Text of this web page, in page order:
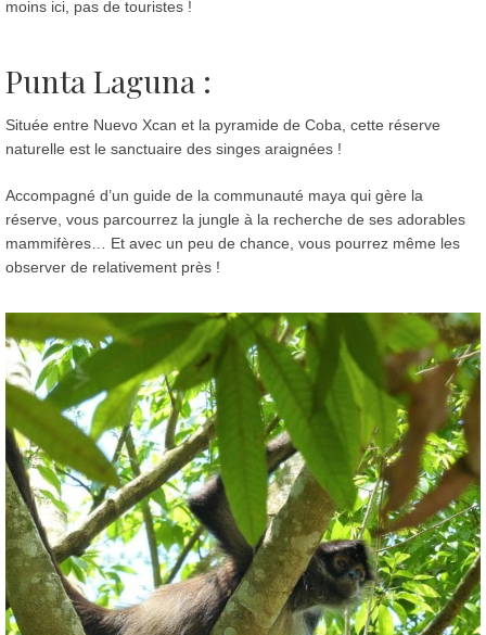
moins ici, pas de touristes !
Punta Laguna :
Située entre Nuevo Xcan et la pyramide de Coba, cette réserve
naturelle est le sanctuaire des singes araignées !
Accompagné d’un guide de la communauté maya qui gère la
réserve, vous parcourrez la jungle à la recherche de ses adorables
mammifères… Et avec un peu de chance, vous pourrez même les
observer de relativement près !